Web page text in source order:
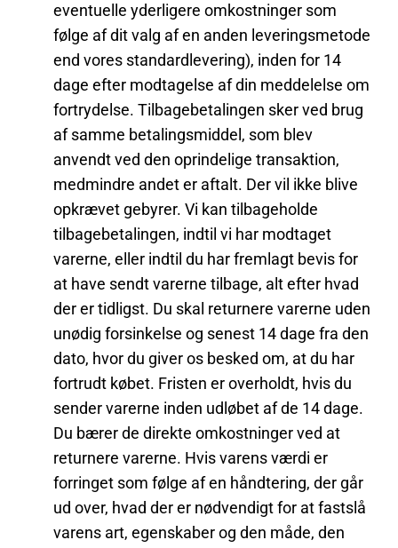
eventuelle yderligere omkostninger som
følge af dit valg af en anden leveringsmetode
end vores standardlevering), inden for 14
dage efter modtagelse af din meddelelse om
fortrydelse. Tilbagebetalingen sker ved brug
af samme betalingsmiddel, som blev
anvendt ved den oprindelige transaktion,
medmindre andet er aftalt. Der vil ikke blive
opkrævet gebyrer. Vi kan tilbageholde
tilbagebetalingen, indtil vi har modtaget
varerne, eller indtil du har fremlagt bevis for
at have sendt varerne tilbage, alt efter hvad
der er tidligst. Du skal returnere varerne uden
unødig forsinkelse og senest 14 dage fra den
dato, hvor du giver os besked om, at du har
fortrudt købet. Fristen er overholdt, hvis du
sender varerne inden udløbet af de 14 dage.
Du bærer de direkte omkostninger ved at
returnere varerne. Hvis varens værdi er
forringet som følge af en håndtering, der går
ud over, hvad der er nødvendigt for at fastslå
varens art, egenskaber og den måde, den